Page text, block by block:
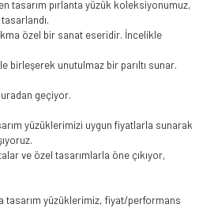
tasarım pırlanta yüzük koleksiyonumuz,
özel bir sanat eseridir. İncelikle
birleşerek unutulmaz bir parıltı sunar.
geçiyor.
yüzüklerimizi uygun fiyatlarla sunarak
ve özel tasarımlarla öne çıkıyor,
tasarım yüzüklerimiz, fiyat/performans